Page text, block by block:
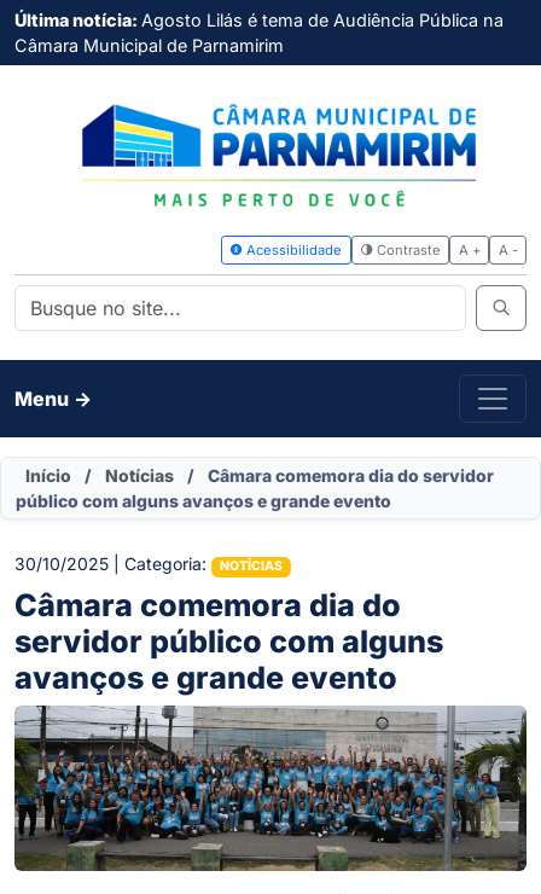
Última notícia: Agosto Lilás é tema de Audiência Pública na
Câmara Municipal de Parnamirim
Menu ->
Início / Notícias /
Câmara comemora dia do servidor
público com alguns avanços e grande evento
30/10/2025 | Categoria: NOTÍCIAS
Câmara comemora dia do
servidor público com alguns
avanços e grande evento